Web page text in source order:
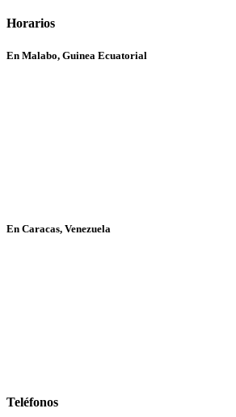
Horarios
En Malabo, Guinea Ecuatorial
En Caracas, Venezuela
Teléfonos